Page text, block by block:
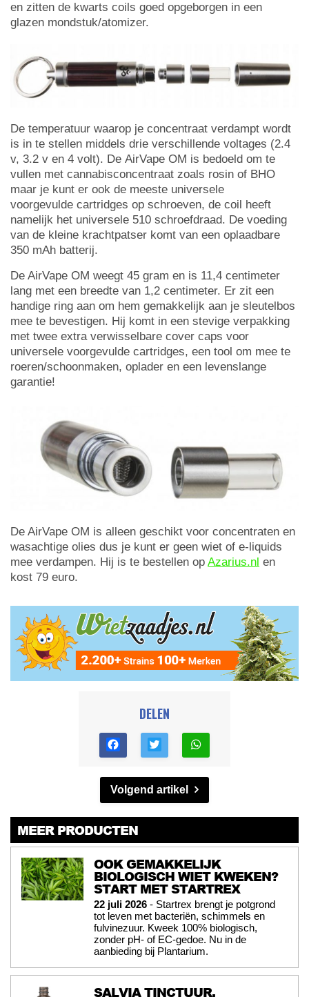
en zitten de kwarts coils goed opgeborgen in een
glazen mondstuk/atomizer.
De temperatuur waarop je concentraat verdampt wordt
is in te stellen middels drie verschillende voltages (2.4
v, 3.2 v en 4 volt). De AirVape OM is bedoeld om te
vullen met cannabisconcentraat zoals rosin of BHO
maar je kunt er ook de meeste universele
voorgevulde cartridges op schroeven, de coil heeft
namelijk het universele 510 schroefdraad. De voeding
van de kleine krachtpatser komt van een oplaadbare
350 mAh batterij.
De AirVape OM weegt 45 gram en is 11,4 centimeter
lang met een breedte van 1,2 centimeter. Er zit een
handige ring aan om hem gemakkelijk aan je sleutelbos
mee te bevestigen. Hij komt in een stevige verpakking
met twee extra verwisselbare cover caps voor
universele voorgevulde cartridges, een tool om mee te
roeren/schoonmaken, oplader en een levenslange
garantie!
De AirVape OM is alleen geschikt voor concentraten en
wasachtige olies dus je kunt er geen wiet of e-liquids
mee verdampen. Hij is te bestellen op Azarius.nl en
kost 79 euro.
DELEN
Volgend artikel
MEER PRODUCTEN
OOK GEMAKKELIJK
BIOLOGISCH WIET KWEKEN?
START MET STARTREX
22 juli 2026 - Startrex brengt je potgrond
tot leven met bacteriën, schimmels en
fulvinezuur. Kweek 100% biologisch,
zonder pH- of EC-gedoe. Nu in de
aanbieding bij Plantarium.
SALVIA TINCTUUR,